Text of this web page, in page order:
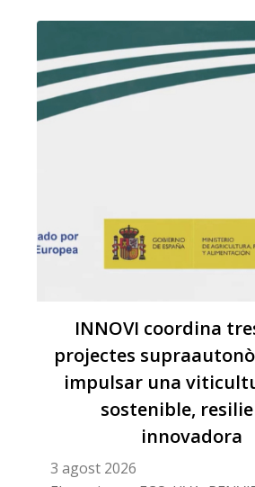
INNOVI coordina
projectes
impulsar una
sostenible,
innovadora
3 agost 2026